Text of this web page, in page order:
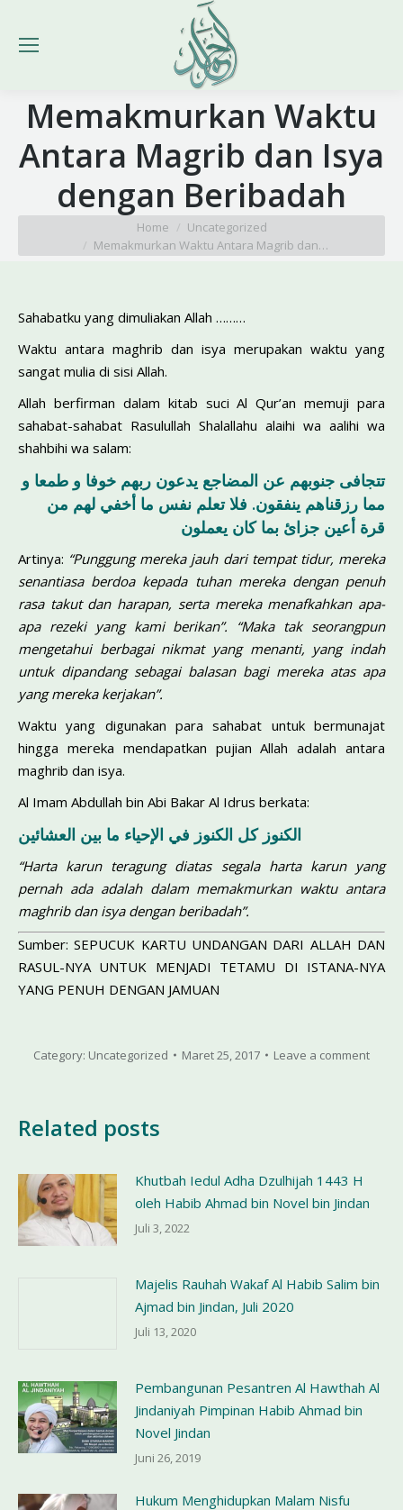
Memakmurkan Waktu
Antara Magrib dan Isya
dengan Beribadah
Home
Uncategorized
Memakmurkan Waktu Antara Magrib dan…
Sahabatku yang dimuliakan Allah ………
Waktu antara maghrib dan isya merupakan waktu yang
sangat mulia di sisi Allah.
Allah berfirman dalam kitab suci Al Qur’an memuji para
sahabat-sahabat Rasulullah Shalallahu alaihi wa aalihi wa
shahbihi wa salam:
تتجافى جنوبهم عن المضاجع يدعون ربهم خوفا و طمعا و
مما رزقناهم ينفقون. فلا تعلم نفس ما أخفي لهم من
قرة أعين جزائ بما كان يعملون
Artinya: “Punggung mereka jauh dari tempat tidur, mereka
senantiasa berdoa kepada tuhan mereka dengan penuh
rasa takut dan harapan, serta mereka menafkahkan apa-
apa rezeki yang kami berikan”. “Maka tak seorangpun
mengetahui berbagai nikmat yang menanti, yang indah
untuk dipandang sebagai balasan bagi mereka atas apa
yang mereka kerjakan”.
Waktu yang digunakan para sahabat untuk bermunajat
hingga mereka mendapatkan pujian Allah adalah antara
maghrib dan isya.
Al Imam Abdullah bin Abi Bakar Al Idrus berkata:
الكنوز كل الكنوز في الإحياء ما بين العشائين
“Harta karun teragung diatas segala harta karun yang
pernah ada adalah dalam memakmurkan waktu antara
maghrib dan isya dengan beribadah”.
Sumber: SEPUCUK KARTU UNDANGAN DARI ALLAH DAN
RASUL-NYA UNTUK MENJADI TETAMU DI ISTANA-NYA
YANG PENUH DENGAN JAMUAN
Category: Uncategorized Maret 25, 2017 Leave a comment
Related posts
Khutbah Iedul Adha Dzulhijah 1443 H
oleh Habib Ahmad bin Novel bin Jindan
Juli 3, 2022
Majelis Rauhah Wakaf Al Habib Salim bin
Ajmad bin Jindan, Juli 2020
Juli 13, 2020
Pembangunan Pesantren Al Hawthah Al
Jindaniyah Pimpinan Habib Ahmad bin
Novel Jindan
Juni 26, 2019
Hukum Menghidupkan Malam Nisfu